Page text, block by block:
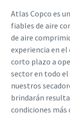
Atlas Copco es
fiables de aire
de aire
experiencia en el
corto plazo a
sector en todo
nuestros
brindarán
condiciones más